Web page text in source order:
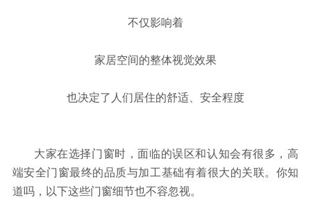
不仅影响着
家居空间的整体视觉效果
也决定了人们居住的舒适、安全程度
大家在选择门窗时，面临的误区和认知会有很多，高
端安全门窗最终的品质与加工基础有着很大的关联。你知
道吗，以下这些门窗细节也不容忽视。